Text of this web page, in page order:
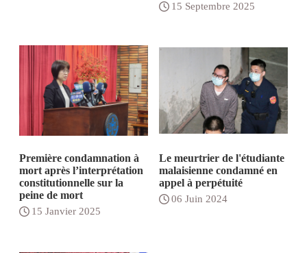
15 Septembre 2025
Première condamnation à
mort après l’interprétation
constitutionnelle sur la
peine de mort
15 Janvier 2025
Le meurtrier de l'étudiante
malaisienne condamné en
appel à perpétuité
06 Juin 2024